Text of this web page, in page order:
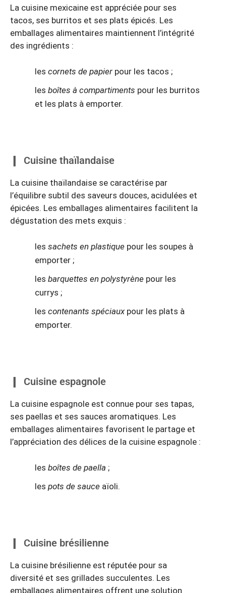
La cuisine mexicaine est appréciée pour ses
tacos, ses burritos et ses plats épicés. Les
emballages alimentaires maintiennent l’intégrité
des ingrédients :
les cornets de papier pour les tacos ;
les boîtes à compartiments pour les burritos
et les plats à emporter.
Cuisine thaïlandaise
La cuisine thaïlandaise se caractérise par
l’équilibre subtil des saveurs douces, acidulées et
épicées. Les emballages alimentaires facilitent la
dégustation des mets exquis :
les sachets en plastique pour les soupes à
emporter ;
les barquettes en polystyrène pour les
currys ;
les contenants spéciaux pour les plats à
emporter.
Cuisine espagnole
La cuisine espagnole est connue pour ses tapas,
ses paellas et ses sauces aromatiques. Les
emballages alimentaires favorisent le partage et
l’appréciation des délices de la cuisine espagnole :
les boîtes de paella ;
les pots de sauce aïoli.
Cuisine brésilienne
La cuisine brésilienne est réputée pour sa
diversité et ses grillades succulentes. Les
emballages alimentaires offrent une solution